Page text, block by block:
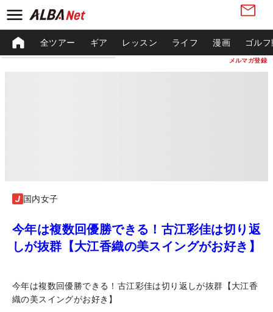
メルマガ登録
全ツアー ギア レッスン ライフ 漫画 ゴル
国内女子
今年は複数回優勝できる！古江彩佳は切り返
しが抜群【大江香織の美スイングがお好き】
今年は複数回優勝できる！古江彩佳は切り返しが抜群【大江香
織の美スイングがお好き】